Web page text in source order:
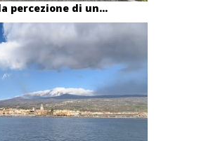
percezione di un...